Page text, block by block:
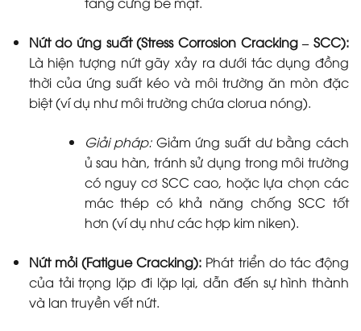
Nứt do ứng suất (Stress Corrosion Cracking – SCC):
Là hiện tượng nứt gãy xảy ra dưới tác dụng đồng
thời của ứng suất kéo và môi trường ăn mòn đặc
biệt (ví dụ như môi trường chứa clorua nóng).
Giải pháp:Giảm ứng suất dư bằng cách
ủ sau hàn, tránh sử dụng trong môi trường
có nguy cơ SCC cao, hoặc lựa chọn các
mác thép có khả năng chống SCC tốt
hơn (ví dụ như các hợp kim niken).
Nứt mỏi (Fatigue Cracking): Phát triển do tác động
của tải trọng lặp đi lặp lại, dẫn đến sự hình thành
và lan truyền vết nứt.